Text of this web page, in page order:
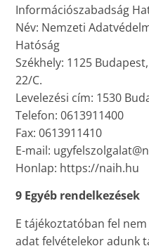
Információszabadság
Név: Nemzeti
Hatóság
Székhely: 1125
22/C.
Levelezési cím: 1530
Telefon: 0613911400
Fax: 0613911410
E-mail:
Honlap: https://naih.hu
9 Egyéb rendelkezések
E tájékoztatóban fel
adat felvételekor adunk